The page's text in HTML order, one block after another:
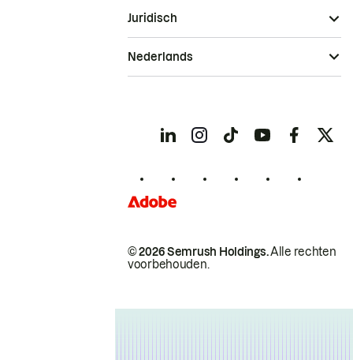
© 2026 Semrush Holdings.Alle rechten
voorbehouden.
Juridisch
Nederlands